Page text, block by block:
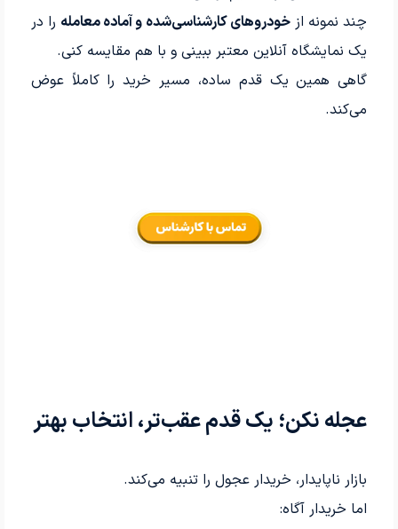
چند نمونه ازخودروهای کارشناسی‌شده و آماده معامله را در
یک نمایشگاه آنلاین معتبر ببینی و با هم مقایسه کنی.
گاهی همین یک قدم ساده، مسیر خرید را کاملاً عوض
می‌کند.
عجله نکن؛ یک قدم عقب‌تر، انتخاب بهتر
بازار ناپایدار، خریدار عجول را تنبیه می‌کند.
اما خریدار آگاه: